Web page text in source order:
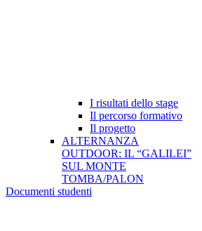
I risultati dello stage
Il percorso formativo
Il progetto
ALTERNANZA
OUTDOOR: IL “GALILEI”
SUL MONTE
TOMBA/PALON
Documenti studenti